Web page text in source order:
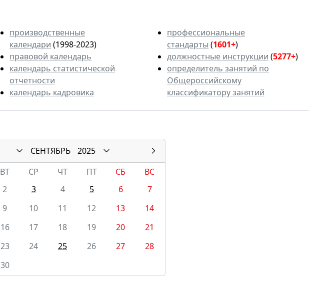
производственные
календари (1998-2023)
правовой календарь
календарь статистической
отчетности
календарь кадровика
профессиональные
стандарты (1601+)
должностные инструкции (5277+)
определитель занятий по
Общероссийскому
классификатору занятий
СЕНТЯБРЬ
2025
ВТ СР ЧТ ПТ СБ
ВС
2 3 4 5 6
7
9 10 11 12 13
14
16 17 18 19 20
21
23 24 25 26 27
28
30